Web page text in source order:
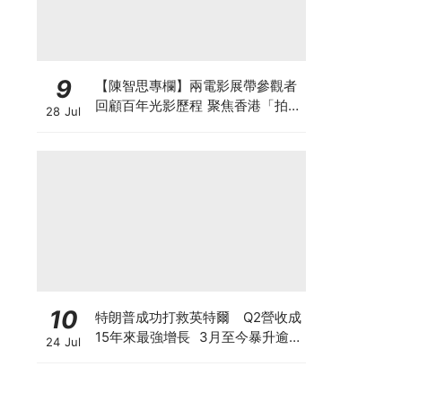
9
28 Jul
【陳智思專欄】兩電影展帶參觀者
回顧百年光影歷程 聚焦香港「拍住
10
24 Jul
特朗普成功打救英特爾 Q2營收成
15年來最強增長 3月至今暴升逾2